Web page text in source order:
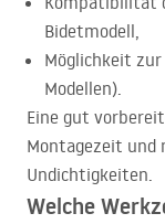
Bidetmodell,
Möglichkeit zur
Modellen).
Eine gut
Montagezeit und
Undichtigkeiten.
Welche